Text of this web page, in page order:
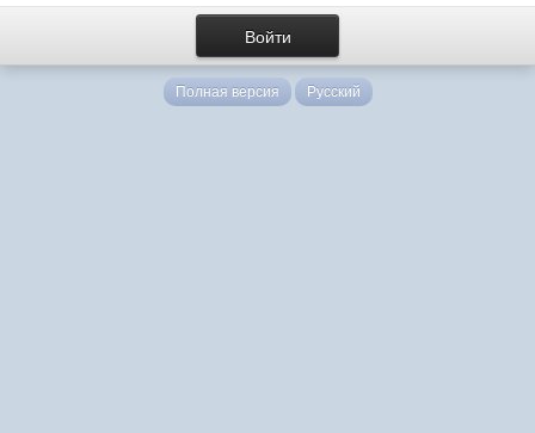
Полная версия Русский